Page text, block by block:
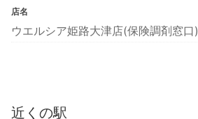
店名
ウエルシア姫路大津店(保険調剤窓口)
近くの駅